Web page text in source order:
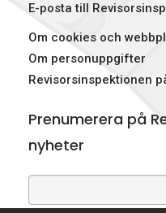
E-posta till
Om cookies och
Om personuppgifter
Revisorsinspektionen
Prenumerera på
nyheter